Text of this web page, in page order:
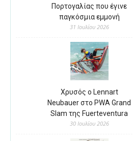
Πορτογαλίας που έγινε
παγκόσμια εμμονή
31 Ιουλίου 2026
Χρυσός ο Lennart
Neubauer στο PWA Grand
Slam της Fuerteventura
30 Ιουλίου 2026